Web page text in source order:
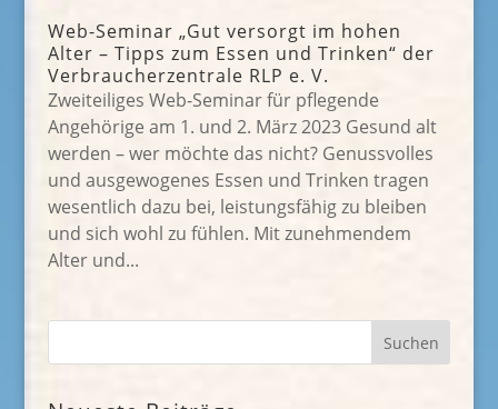
Web-Seminar „Gut versorgt im hohen
Alter – Tipps zum Essen und Trinken“ der
Verbraucherzentrale RLP e. V.
Zweiteiliges Web-Seminar für pflegende
Angehörige am 1. und 2. März 2023 Gesund alt
werden – wer möchte das nicht? Genussvolles
und ausgewogenes Essen und Trinken tragen
wesentlich dazu bei, leistungsfähig zu bleiben
und sich wohl zu fühlen. Mit zunehmendem
Alter und...